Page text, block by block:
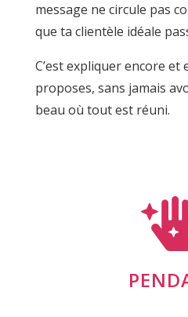
message ne circule pas
que ta clientèle idéale
C’est expliquer encore et
proposes, sans jamais
beau où tout est réuni.